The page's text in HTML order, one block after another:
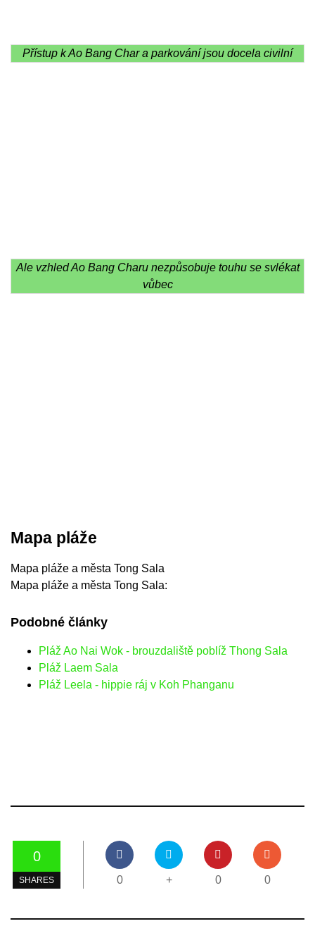
Přístup k Ao Bang Char a parkování jsou docela civilní
Ale vzhled Ao Bang Charu nezpůsobuje touhu se svlékat
vůbec
Mapa pláže
Mapa pláže a města Tong Sala
Mapa pláže a města Tong Sala:
Podobné články
Pláž Ao Nai Wok - brouzdaliště poblíž Thong Sala
Pláž Laem Sala
Pláž Leela - hippie ráj v Koh Phanganu
0
SHARES 0 + 0 0